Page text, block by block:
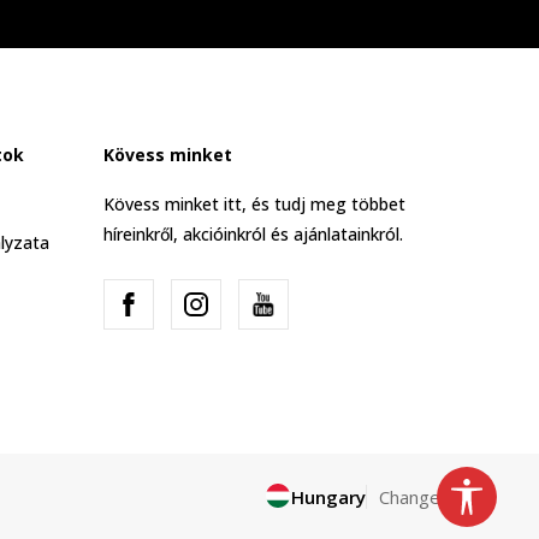
Kövess minket
Kövess minket itt, és tudj meg többet
híreinkről, akcióinkról és ajánlatainkról.
Hungary Change